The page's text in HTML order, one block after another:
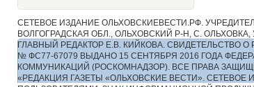
СЕТЕВОЕ ИЗДАНИЕ ОЛЬХОВСКИЕВЕСТИ.РФ.
ВОЛГОГРАДСКАЯ ОБЛ., ОЛЬХОВСКИЙ Р-Н, С. ОЛЬХОВКА,
ГЛАВНЫЙ РЕДАКТОР Е.В. КИЙКОВА. СВИДЕТЕЛЬСТВО
№ ФС77-67079 ВЫДАНО 15 СЕНТЯБРЯ 2016 ГОДА
КОММУНИКАЦИЙ (РОСКОМНАДЗОР). ВСЕ ПРАВА
«РЕДАКЦИЯ ГАЗЕТЫ «ОЛЬХОВСКИЕ ВЕСТИ».